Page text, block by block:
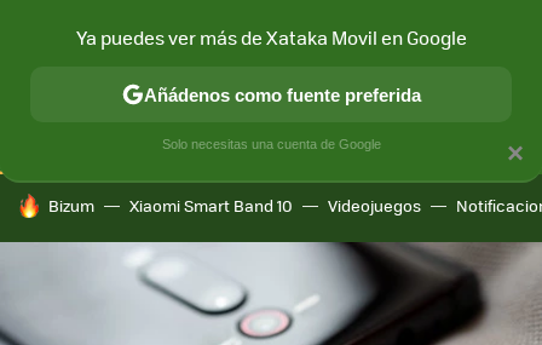
CONECTIVIDAD MÓVIL Y SOCIEDAD APLICACIONES
HOY SE HABLA DE
Bizum Xiaomi Smart Band 10 Videojuegos
×
Ya puedes ver más de Xataka Movil en Google
Añádenos como fuente preferida
Solo necesitas una cuenta de Google